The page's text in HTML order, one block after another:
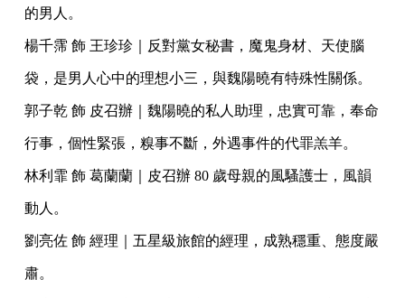
的男人。
楊千霈 飾 王珍珍｜反對黨女秘書，魔鬼身材、天使腦
袋，是男人心中的理想小三，與魏陽曉有特殊性關係。
郭子乾 飾 皮召辦｜魏陽曉的私人助理，忠實可靠，奉命
行事，個性緊張，糗事不斷，外遇事件的代罪羔羊。
林利霏 飾 葛蘭蘭｜皮召辦 80 歲母親的風騷護士，風韻
動人。
劉亮佐 飾 經理｜五星級旅館的經理，成熟穩重、態度嚴
肅。